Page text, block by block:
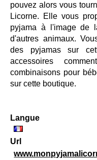
pouvez alors vous
Licorne. Elle vous
pyjama à l'image de
d'autres animaux.
des pyjamas sur
accessoires
combinaisons pour
sur cette boutique.
Langue
Url